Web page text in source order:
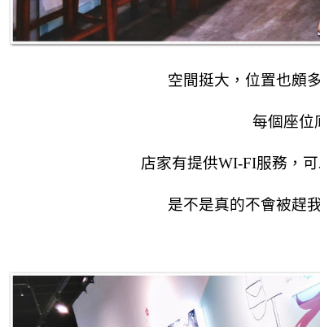
空間挺大，位置也頗
每個座位
店家有提供WI-FI服務，
是不是真的不會被趕